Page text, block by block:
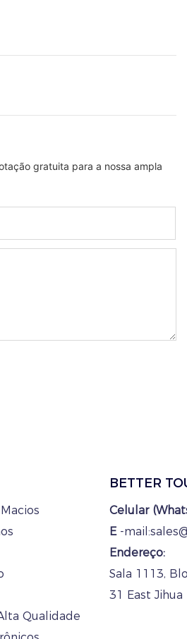
gratuita para a nossa ampla
Qualidade
BETTER
Celular
E-
Endereço:
Sala 1113,
31 East Jihua